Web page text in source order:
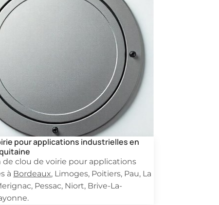
pour applications industrielles en
de clou de voirie pour applications
àBordeaux, Limoges, Poitiers, Pau, La
Pessac, Niort, Brive-La-